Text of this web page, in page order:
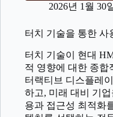
2026년 1월 30
터치 기술을 통한 사
터치 기술이 현대
적 영향에 대한 종합
터랙티브 디스플레
하고, 미래 대비 기
용과 접근성 최적화